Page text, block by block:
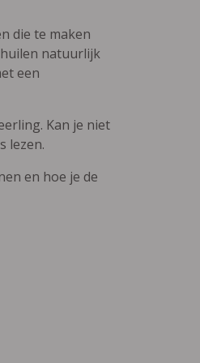
die te maken
natuurlijk
een
Kan je niet
lezen.
en hoe je de